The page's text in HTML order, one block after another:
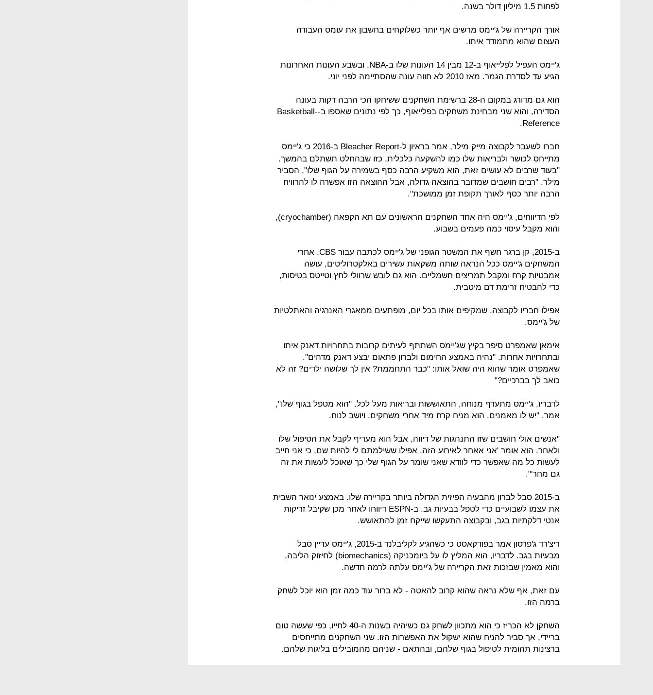
לפחות 1.5 מיליון דולר בשנה.
אורך הקריירה של ג'יימס מרשים אף יותר כשלוקחים בחשבון את עומס העבודה
העצום שהוא מתמודד איתו.
ג'יימס העפיל לפלייאוף ב-12 מבין 14 העונות שלו ב-NBA, ובשבע העונות האחרונות
הגיע עד לסדרת הגמר. מאז 2010 לא חווה עונה שהסתיימה לפני יוני.
הוא גם מדורג במקום ה-28 ברשימת השחקנים ששיחקו הכי הרבה דקות בעונה
הסדירה, והוא שני מבחינת משחקים בפלייאוף, כך לפי נתונים שאספו ב-Basketball-
Reference.
חברו לשעבר לקבוצה מייק מילר, אמר בראיון ל-Bleacher Repo
rt ב-2016 כי ג'יימס
מתייחס לכושר ולבריאות שלו כמו להשקעה כלכלית, כזו שבהחלט תשתלם בהמשך.
"בעוד שרבים לא עושים זאת, הוא משקיע הרבה כסף בשמירה על הגוף שלו", הסביר
מילר. "רבים חושבים שמדובר בהוצאה גדולה, אבל ההוצאה הזו אפשרה לו להרוויח
הרבה יותר כסף לאורך תקופת זמן ממושכת".
לפי הדיווחים, ג'יימס היה אחד השחקנים הראשונים עם תא הקפאה (cryochamber),
והוא מקבל עיסוי כמה פעמים בשבוע.
ב-2015, קן ברגר חשף את המשטר הגופני של ג'יימס לכתבה עבור CBS. אחרי
המשחקים ג'יימס ככל הנראה שותה משקאות עשירים באלקטרוליטים, עושה
אמבטיות קרח ומקבל תמריצים חשמליים. הוא גם לובש שרוולי לחץ וטייטס בטיסות,
כדי להבטיח זרימת דם מיטבית.
אפילו חבריו לקבוצה, שמקיפים אותו בכל יום, מופתעים ממאגרי האנרגיה והאתלטיות
של ג'יימס.
אימאן שאמפרט סיפר בקיץ שג'יימס השתתף לעיתים קרובות בתחרויות דאנק איתו
ובתחרויות אחרות. "נהיה באמצע החימום ולברון פתאום יבצע דאנק מדהים".
שאמפרט אומר שהוא היה שואל אותו: "כבר התחממת? אין לך שלושה ילדים? זה לא
כואב לך בברכיים?"
לדבריו, ג'יימס מתעדף מנוחה, התאוששות ובריאות מעל לכל. "הוא מטפל בגוף שלו",
אמר. "יש לו מאמנים. הוא מניח קרח מיד אחרי משחקים, ויושב לנוח.
"אנשים אולי חושבים שזו התנהגות של דיווה, אבל הוא מעדיף לקבל את הטיפול שלו
ולאחר. הוא אומר 'אני אאחר לאירוע הזה, אפילו ששילמתם לי להיות שם, כי אני חייב
לעשות כל מה שאפשר כדי לוודא שאני שומר על הגוף שלי כך שאוכל לעשות את זה
גם מחר'".
ב-2015 סבל לברון מהבעיה הפיזית הגדולה ביותר בקריירה שלו. באמצע ינואר השבית
את עצמו לשבועיים כדי לטפל בבעיות גב. ב-ESPN דיווחו לאחר מכן שקיבל זריקות
אנטי דלקתיות בגב, ובקבוצה התעקשו שייקח זמן להתאושש.
ריצ'רד ג'פרסון אמר בפודקאסט כי כשהגיע לקליבלנד ב-2015, ג'יימס עדיין סבל
מבעיות בגב. לדבריו, הוא המליץ לו על ביומכניקה (biomechanics) לחיזוק הליבה,
והוא מאמין שבזכות זאת הקריירה של ג'יימס עלתה לרמה חדשה.
עם זאת, אף שלא נראה שהוא קרוב להאטה - לא ברור עוד כמה זמן הוא יוכל לשחק
ברמה הזו.
השחקן לא הכריז כי הוא מתכוון לשחק גם כשיהיה בשנות ה-40 לחייו, כפי שעשה טום
בריידי, אך סביר להניח שהוא ישקול את האפשרות הזו. שני השחקנים מתייחסים
ברצינות תהומית לטיפול בגוף שלהם, ובהתאם - שניהם מהמובילים בליגות שלהם.